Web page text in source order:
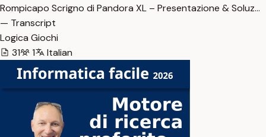
Rompicapo Scrigno di Pandora XL – Presentazione & Soluz…
— Transcript
Logica Giochi
31
1 Italian